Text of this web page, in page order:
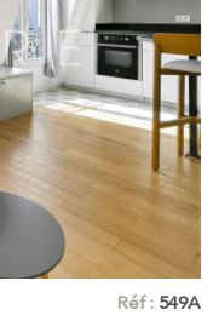
Réf : 549A